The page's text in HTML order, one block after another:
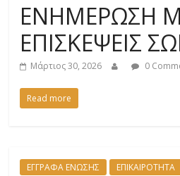
ΕΝΗΜΕΡΩΣΗ
ΕΠΙΣΚΕΨΕΙΣ
Μάρτιος 30, 2026 0
Read more
ΕΓΓΡΑΦΑ ΕΝΩΣΗΣ ΕΠΙΚΑΙΡΟΤΗΤΑ